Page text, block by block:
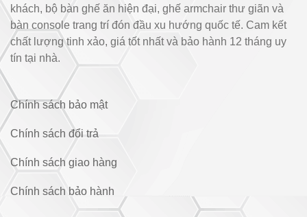
khách, bộ bàn ghế ăn hiện đại, ghế armchair thư giãn và
bàn console trang trí đón đầu xu hướng quốc tế. Cam kết
chất lượng tinh xảo, giá tốt nhất và bảo hành 12 tháng uy
tín tại nhà.
Chính sách bảo mật
Chính sách đổi trả
Chính sách giao hàng
Chính sách bảo hành